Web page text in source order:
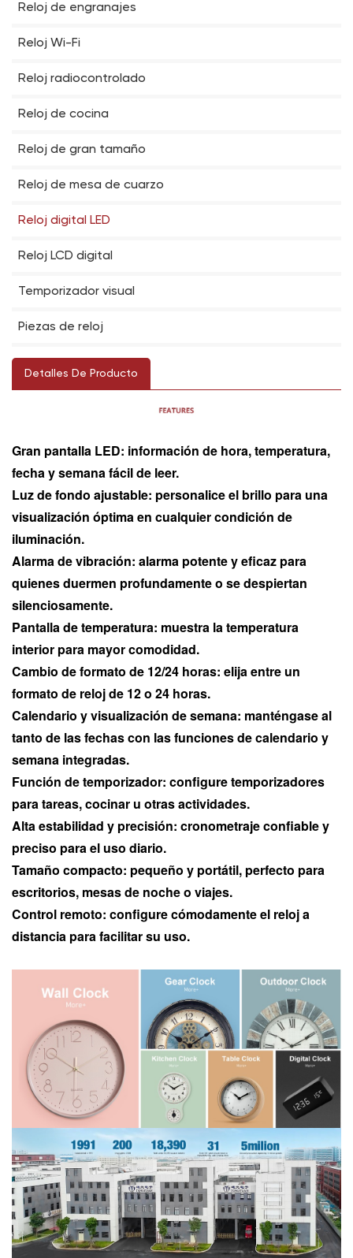
Reloj de engranajes
Reloj Wi-Fi
Reloj radiocontrolado
Reloj de cocina
Reloj de gran tamaño
Reloj de mesa de cuarzo
Reloj digital LED
Reloj LCD digital
Temporizador visual
Piezas de reloj
Detalles De Producto
Gran pantalla LED: información de hora, temperatura,
fecha y semana fácil de leer.
Luz de fondo ajustable: personalice el brillo para una
visualización óptima en cualquier condición de
iluminación.
Alarma de vibración: alarma potente y eficaz para
quienes duermen profundamente o se despiertan
silenciosamente.
Pantalla de temperatura: muestra la temperatura
interior para mayor comodidad.
Cambio de formato de 12/24 horas: elija entre un
formato de reloj de 12 o 24 horas.
Calendario y visualización de semana: manténgase al
tanto de las fechas con las funciones de calendario y
semana integradas.
Función de temporizador: configure temporizadores
para tareas, cocinar u otras actividades.
Alta estabilidad y precisión: cronometraje confiable y
preciso para el uso diario.
Tamaño compacto: pequeño y portátil, perfecto para
escritorios, mesas de noche o viajes.
Control remoto: configure cómodamente el reloj a
distancia para facilitar su uso.